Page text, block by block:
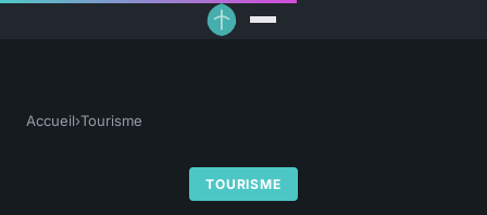
Accueil›Tourisme
TOURISME